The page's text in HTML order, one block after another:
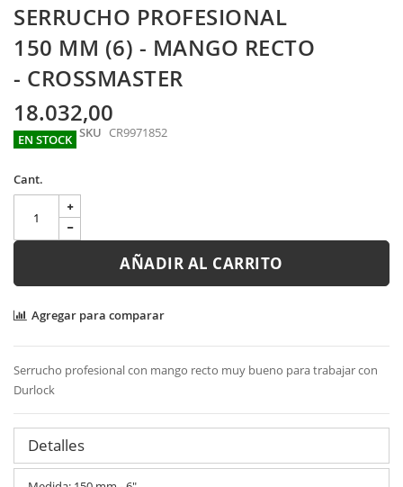
Skip
to
the
beginning
the
images
gallery
SERRUCHO PROFESIONAL
150 MM (6) - MANGO RECTO
- CROSSMASTER
18.032,00
EN STOCK SKU CR9971852
Cant.
AÑADIR AL CARRITO
Agregar para comparar
Serrucho profesional con mango recto muy bueno para trabajar con
Durlock
Detalles